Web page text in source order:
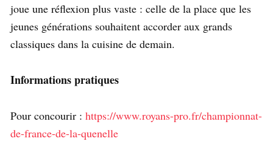
joue une réflexion plus vaste : celle de la place que les
jeunes générations souhaitent accorder aux grands
classiques dans la cuisine de demain.
Informations pratiques
Pour concourir : https://www.royans-pro.fr/championnat-
de-france-de-la-quenelle